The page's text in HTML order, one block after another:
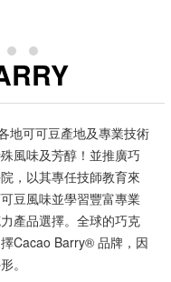
地可可豆產地及專業技術
風味及芳醇！並推廣巧
，以其專任技師教育來
豆風味並學習豐富專業
產品選擇。全球的巧克
Cacao Barry® 品牌，因
。